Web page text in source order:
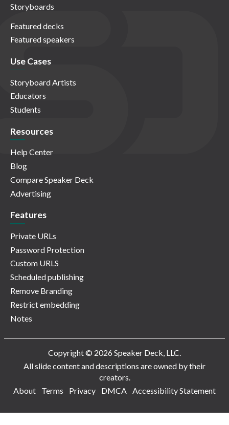
Storyboards
Featured decks
Featured speakers
Use Cases
Storyboard Artists
Educators
Students
Resources
Help Center
Blog
Compare Speaker Deck
Advertising
Features
Private URLs
Password Protection
Custom URLS
Scheduled publishing
Remove Branding
Restrict embedding
Notes
Copyright © 2026 Speaker Deck, LLC.
All slide content and descriptions are owned by their
creators.
About
Terms Privacy DMCA Accessibility Statement